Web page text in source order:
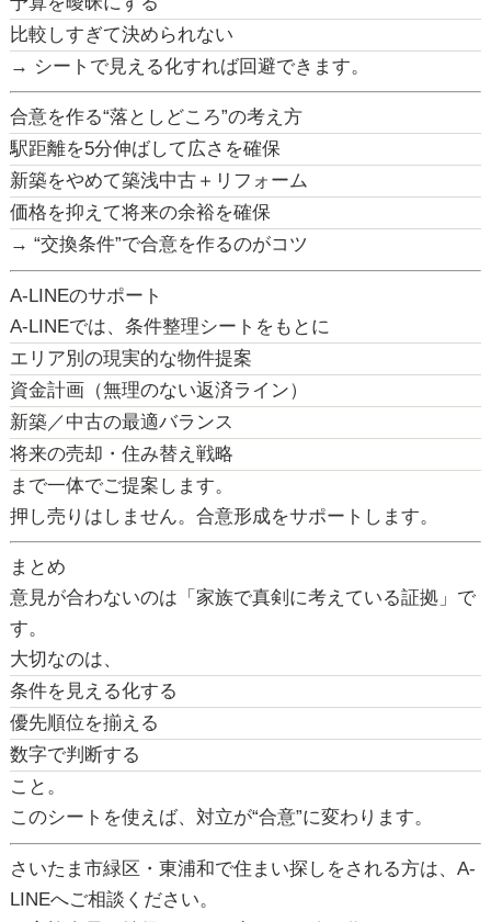
比較しすぎて決められない
→ シートで見える化すれば回避できます。
合意を作る“落としどころ”の考え方
駅距離を5分伸ばして広さを確保
新築をやめて築浅中古＋リフォーム
価格を抑えて将来の余裕を確保
→ “交換条件”で合意を作るのがコツ
A-LINEのサポート
A-LINEでは、条件整理シートをもとに
エリア別の現実的な物件提案
資金計画（無理のない返済ライン）
新築／中古の最適バランス
将来の売却・住み替え戦略
まで一体でご提案します。
押し売りはしません。合意形成をサポートします。
まとめ
意見が合わないのは「家族で真剣に考えている証拠」で
す。
大切なのは、
条件を見える化する
優先順位を揃える
数字で判断する
こと。
このシートを使えば、 対立が“合意”に変わります。
さいたま市緑区・東浦和で住まい探しをされる方は、A-
LINEへご相談ください。